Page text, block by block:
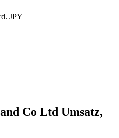
JPY
Co Ltd Umsatz,